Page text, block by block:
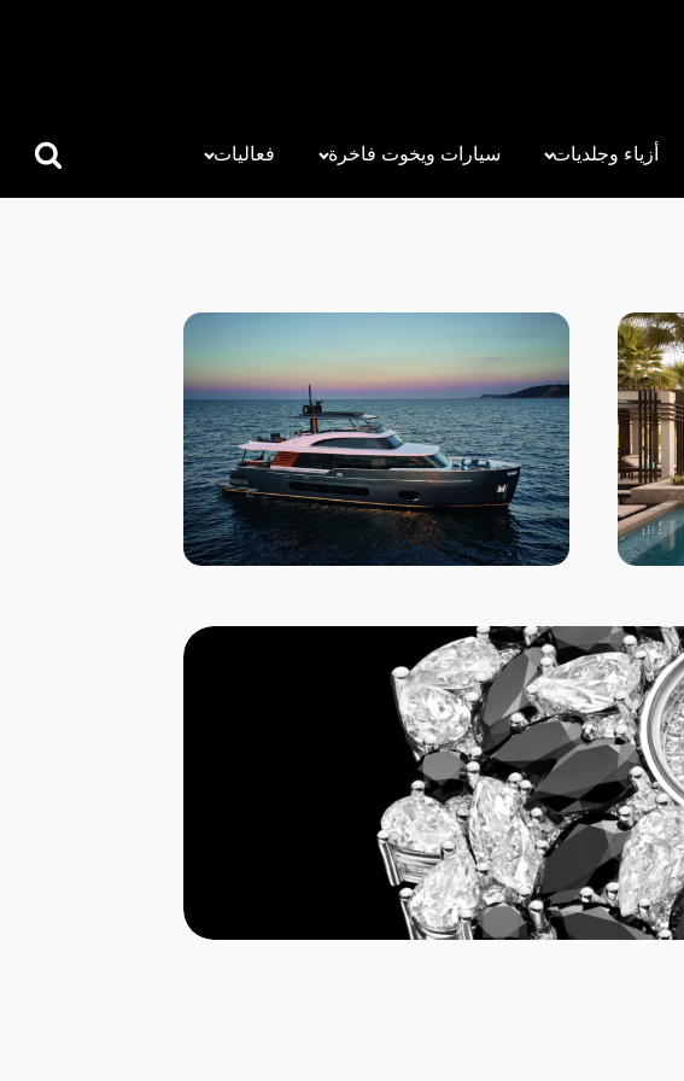
أزياء وجلديات سيارات ويخوت فاخرة فعاليات
البحث
عن: